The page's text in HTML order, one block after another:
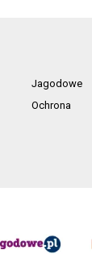
Jagodowe
Ochrona